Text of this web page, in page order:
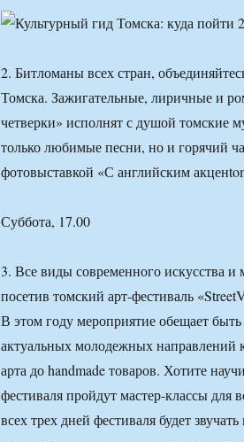
2. Битломаны всех стран,
Томска. Зажигательные, лиричные и
четверки» исполнят с душой томские
только любимые песни, но и горячий
фотовыставкой «С английским
Суббота, 17.00
3. Все виды современного искусства
посетив томский арт-фестиваль
В этом году мероприятие обещает
актуальных молодежных направлений
арта до handmade товаров. Хотите
фестиваля пройдут мастер-классы
всех трех дней фестиваля будет